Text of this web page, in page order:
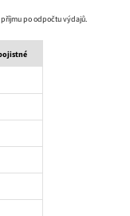
po odpočtu výdajů.